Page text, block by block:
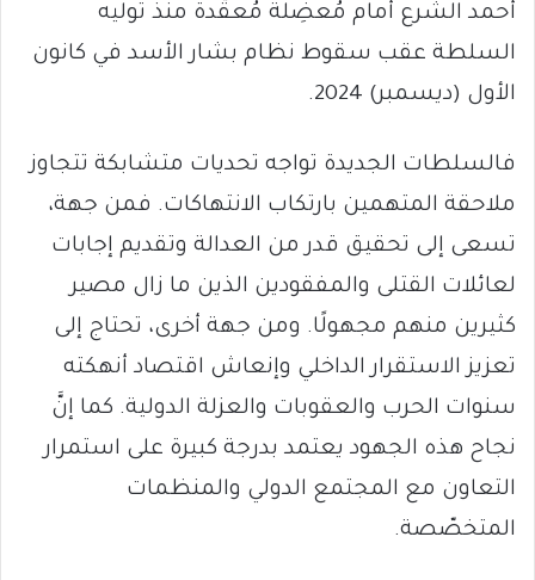
أحمد الشرع أمام مُعضِلة مُعقَّدة منذ توليه
السلطة عقب سقوط نظام بشار الأسد في كانون
الأول (ديسمبر) 2024.
فالسلطات الجديدة تواجه تحديات متشابكة تتجاوز
ملاحقة المتهمين بارتكاب الانتهاكات. فمن جهة،
تسعى إلى تحقيق قدر من العدالة وتقديم إجابات
لعائلات القتلى والمفقودين الذين ما زال مصير
كثيرين منهم مجهولًا. ومن جهة أخرى، تحتاج إلى
تعزيز الاستقرار الداخلي وإنعاش اقتصاد أنهكته
سنوات الحرب والعقوبات والعزلة الدولية. كما إنَّ
نجاح هذه الجهود يعتمد بدرجة كبيرة على استمرار
التعاون مع المجتمع الدولي والمنظمات
المتخصّصة.